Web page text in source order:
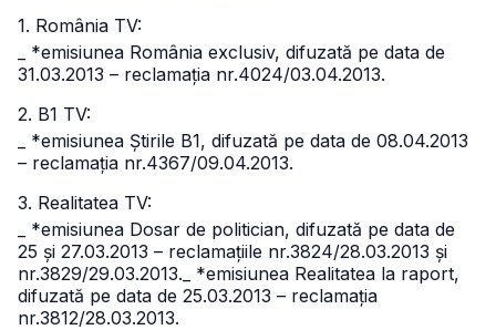
1. România TV:
_ *emisiunea România exclusiv, difuzată pe data de
31.03.2013 – reclamația nr.4024/03.04.2013.
2. B1 TV:
_ *emisiunea Știrile B1, difuzată pe data de 08.04.2013
– reclamația nr.4367/09.04.2013.
3. Realitatea TV:
_ *emisiunea Dosar de politician, difuzată pe data de
25 și 27.03.2013 – reclamațiile nr.3824/28.03.2013 și
nr.3829/29.03.2013. _ *emisiunea Realitatea la raport,
difuzată pe data de 25.03.2013 – reclamația
nr.3812/28.03.2013.